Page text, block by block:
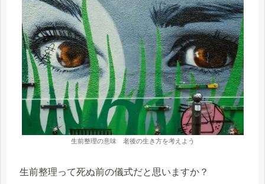
生前整理の意味 老後の生き方を考えよう
生前整理って死ぬ前の儀式だと思いますか？